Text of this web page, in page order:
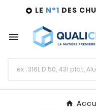
 LE N°1 DES
